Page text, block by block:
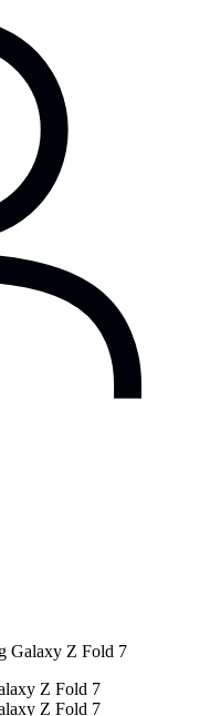
Galaxy Z Fold 7